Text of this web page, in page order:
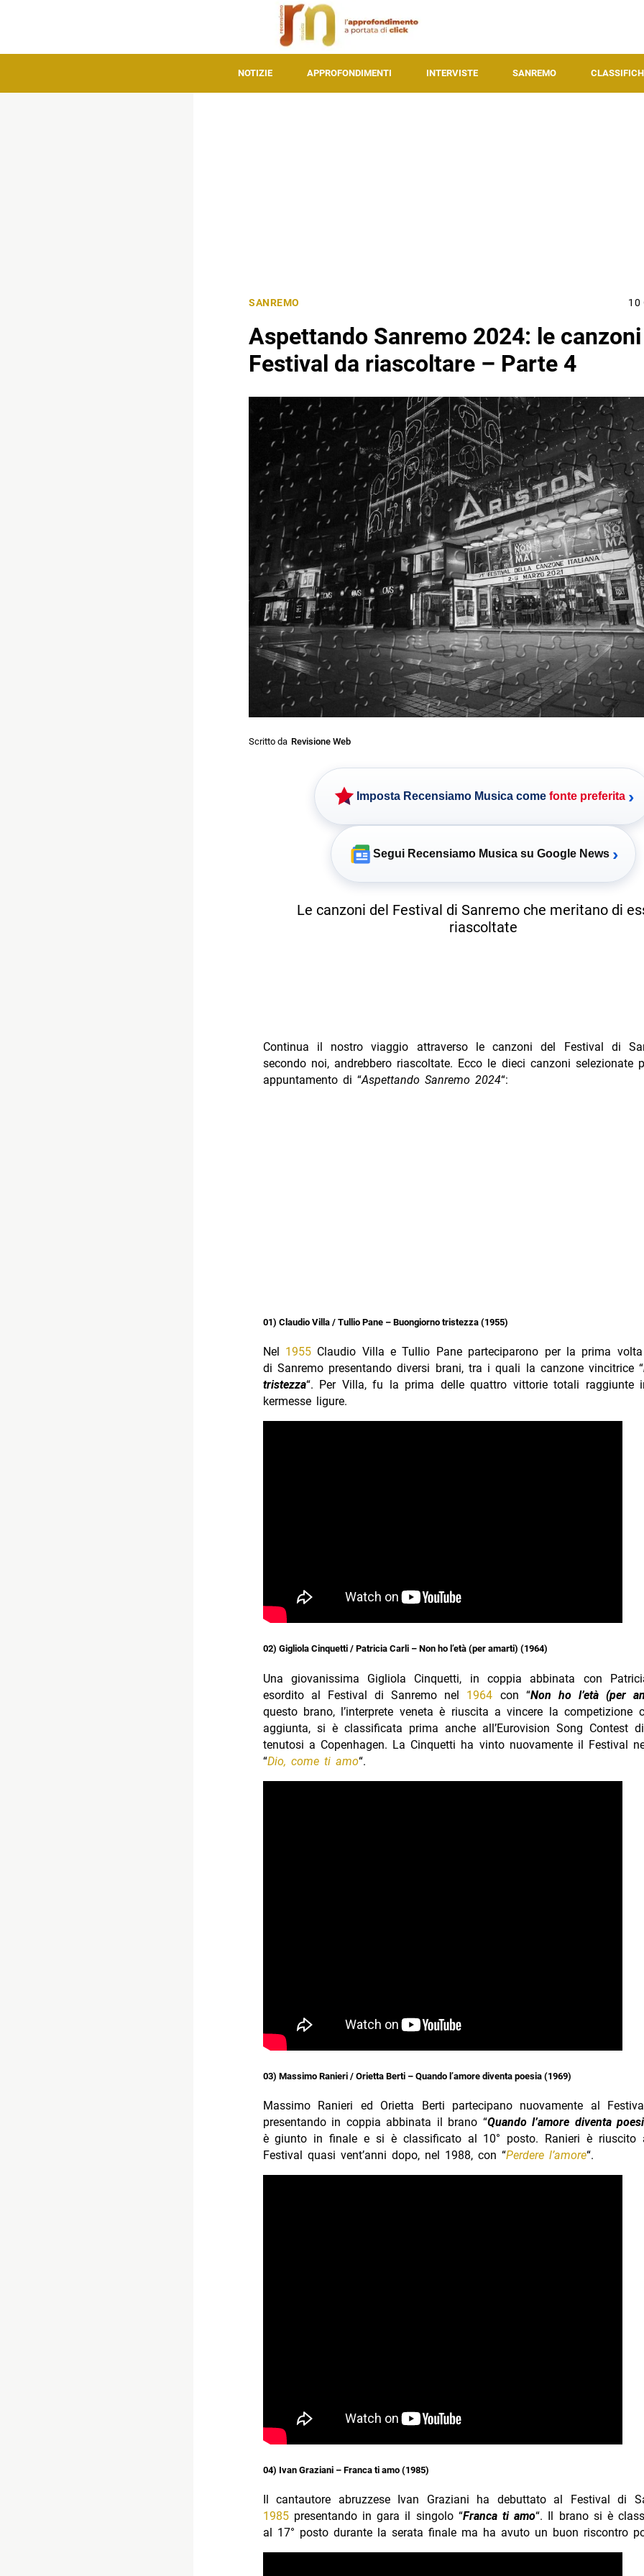
NOTIZIE APPROFONDIMENTI INTERVISTE SANREMO
SANREMO 10
Aspettando Sanremo 2024: le
Festival da riascoltare – Parte 4
Scritto da Revisione Web
Imposta Recensiamo Musica come fonte preferita ›
Segui Recensiamo Musica su Google News ›
Le canzoni del Festival di Sanremo che meritano di
riascoltate
Continua il nostro viaggio attraverso le canzoni del Festival di
secondo noi, andrebbero riascoltate. Ecco le dieci canzoni selezionate
appuntamento di “Aspettando Sanremo 2024“:
01) Claudio Villa / Tullio Pane – Buongiorno tristezza (1955)
Nel 1955Claudio Villa e Tullio Pane parteciparono per la prima
di Sanremo presentando diversi brani, tra i quali la canzone vincitrice “
tristezza“. Per Villa, fu la prima delle quattro vittorie totali raggiunte
kermesse ligure.
02) Gigliola Cinquetti / Patricia Carli – Non ho l’età (per amarti) (1964)
Una giovanissima Gigliola Cinquetti, in coppia abbinata con
esordito al Festival di Sanremo nel 1964 con “Non ho l’età (per
questo brano, l’interprete veneta è riuscita a vincere la competizione
aggiunta, si è classificata prima anche all’Eurovision Song Contest di
tenutosi a Copenhagen. La Cinquetti ha vinto nuovamente il Festival
“Dio, come ti amo“.
03) Massimo Ranieri / Orietta Berti – Quando l’amore diventa poesia (1969)
Massimo Ranieri ed Orietta Berti partecipano nuovamente al
presentando in coppia abbinata il brano “Quando l’amore diventa
è giunto in finale e si è classificato al 10° posto. Ranieri è riuscito
Festival quasi vent’anni dopo, nel 1988, con “Perdere l’amore“.
04) Ivan Graziani – Franca ti amo (1985)
Il cantautore abruzzese Ivan Graziani ha debuttato al Festival di
1985presentando in gara il singolo “Franca ti amo“. Il brano si è
al 17° posto durante la serata finale ma ha avuto un buon riscontro